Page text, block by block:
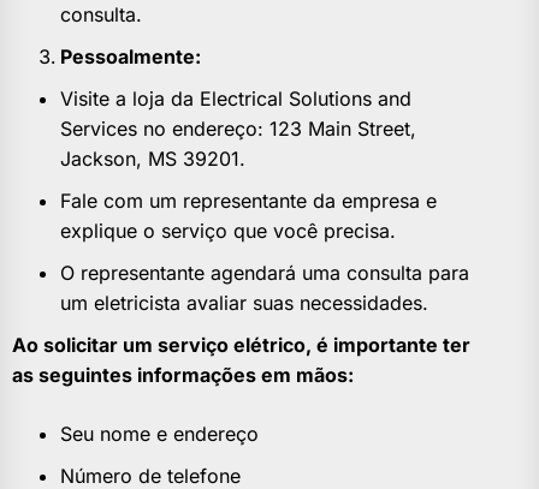
consulta.
Pessoalmente:
Visite a loja da Electrical Solutions and
Services no endereço: 123 Main Street,
Jackson, MS 39201.
Fale com um representante da empresa e
explique o serviço que você precisa.
O representante agendará uma consulta para
um eletricista avaliar suas necessidades.
Ao solicitar um serviço elétrico, é importante ter
as seguintes informações em mãos:
Seu nome e endereço
Número de telefone